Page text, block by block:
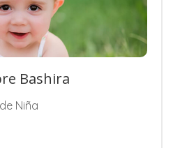
Bashira
Niña